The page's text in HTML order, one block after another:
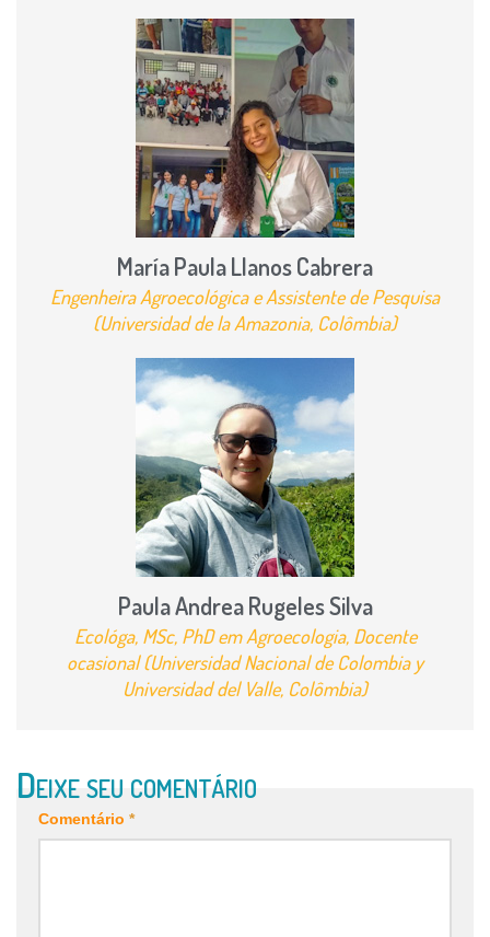
María Paula Llanos Cabrera
Engenheira Agroecológica e Assistente de Pesquisa
(Universidad de la Amazonia, Colômbia)
Paula Andrea Rugeles Silva
Ecológa, MSc, PhD em Agroecologia, Docente
ocasional (Universidad Nacional de Colombia y
Universidad del Valle, Colômbia)
Comentário *